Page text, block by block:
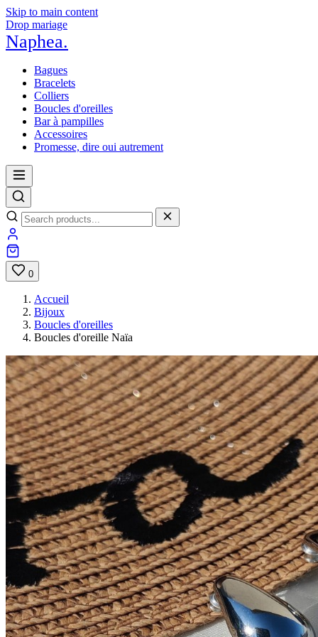
Skip to main content
Drop mariage
Naphea.
Bagues
Bracelets
Colliers
Boucles d'oreilles
Bar à pampilles
Accessoires
Promesse, dire oui autrement
0
Accueil
Bijoux
Boucles d'oreilles
Boucles d'oreille Naïa